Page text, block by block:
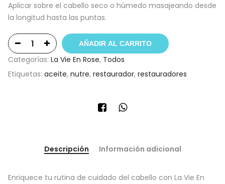
Aplicar sobre el cabello seco o húmedo masajeando desde
la longitud hasta las puntas.
AÑADIR AL CARRITO
Categorías: La Vie En Rose, Todos
Etiquetas: aceite, nutre, restaurador, restauradores
Descripción Información adicional
Enriquece tu rutina de cuidado del cabello con La Vie En